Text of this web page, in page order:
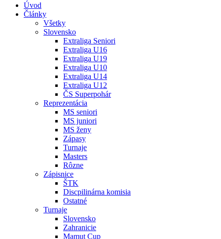
Úvod
Články
Všetky
Slovensko
Extraliga Seniori
Extraliga U16
Extraliga U19
Extraliga U10
Extraliga U14
Extraliga U12
ČS Superpohár
Reprezentácia
MS seniori
MS juniori
MS ženy
Zápasy
Turnaje
Masters
Rôzne
Zápisnice
ŠTK
Discpilinárna komisia
Ostatné
Turnaje
Slovensko
Zahranicie
Mamut Cup